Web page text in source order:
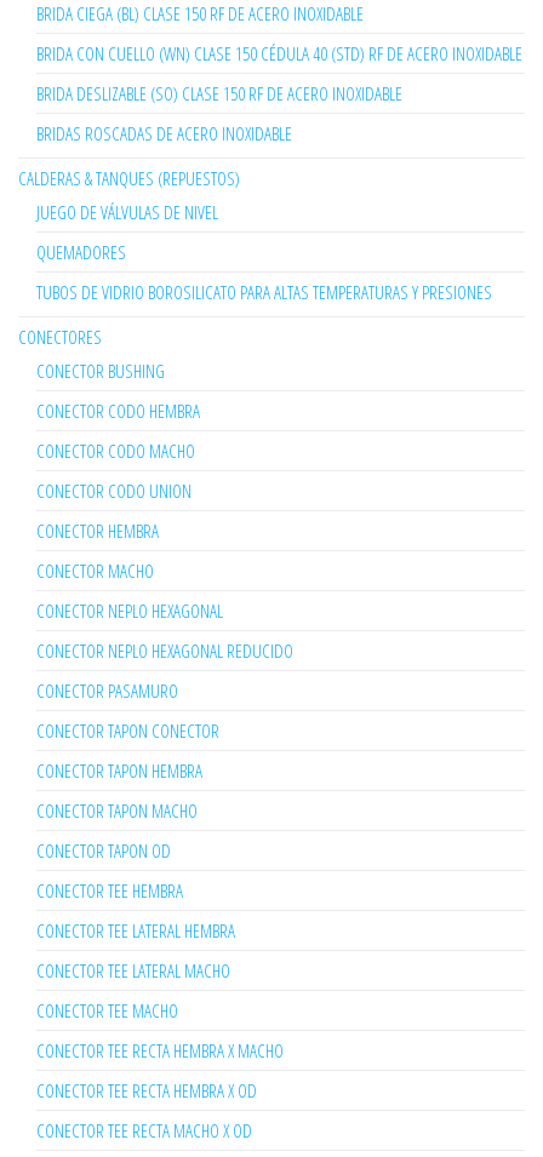
BRIDA CIEGA (BL) CLASE 150 RF DE ACERO INOXIDABLE
BRIDA CON CUELLO (WN) CLASE 150 CÉDULA 40 (STD) RF DE ACERO INOXIDABLE
BRIDA DESLIZABLE (SO) CLASE 150 RF DE ACERO INOXIDABLE
BRIDAS ROSCADAS DE ACERO INOXIDABLE
CALDERAS & TANQUES (REPUESTOS)
JUEGO DE VÁLVULAS DE NIVEL
QUEMADORES
TUBOS DE VIDRIO BOROSILICATO PARA ALTAS TEMPERATURAS Y PRESIONES
CONECTORES
CONECTOR BUSHING
CONECTOR CODO HEMBRA
CONECTOR CODO MACHO
CONECTOR CODO UNION
CONECTOR HEMBRA
CONECTOR MACHO
CONECTOR NEPLO HEXAGONAL
CONECTOR NEPLO HEXAGONAL REDUCIDO
CONECTOR PASAMURO
CONECTOR TAPON CONECTOR
CONECTOR TAPON HEMBRA
CONECTOR TAPON MACHO
CONECTOR TAPON OD
CONECTOR TEE HEMBRA
CONECTOR TEE LATERAL HEMBRA
CONECTOR TEE LATERAL MACHO
CONECTOR TEE MACHO
CONECTOR TEE RECTA HEMBRA X MACHO
CONECTOR TEE RECTA HEMBRA X OD
CONECTOR TEE RECTA MACHO X OD